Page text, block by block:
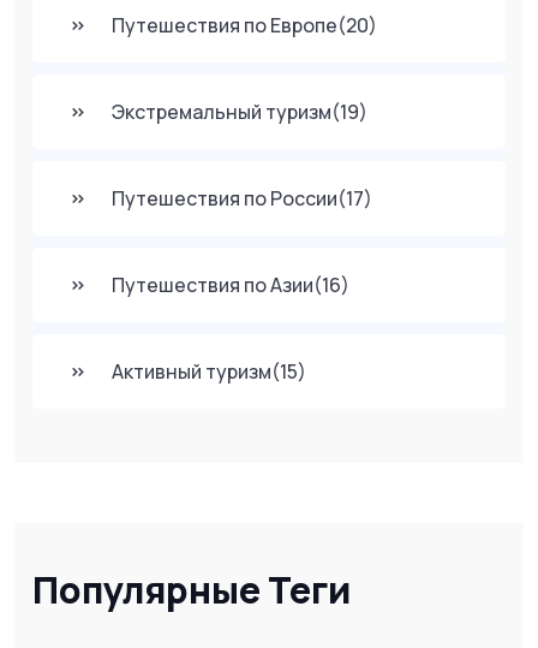
Путешествия по Европе(20)
Экстремальный туризм(19)
Путешествия по России(17)
Путешествия по Азии(16)
Активный туризм(15)
Популярные Теги